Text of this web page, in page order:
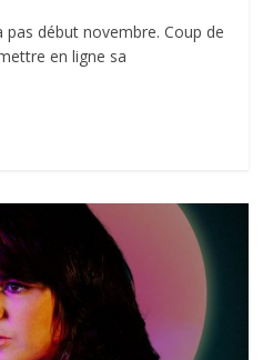
pas début novembre. Coup de
en ligne sa